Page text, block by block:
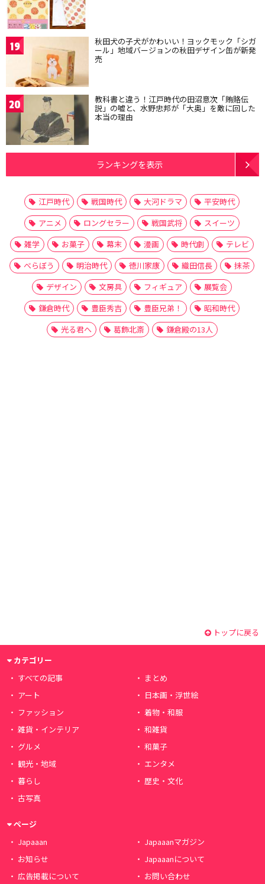
19 秋田犬の子犬がかわいい！ヨックモック「シガ
ール」地域バージョンの秋田デザイン缶が新発
売
20 教科書と違う！江戸時代の田沼意次「賄賂伝
説」の嘘と、水野忠邦が「大奥」を敵に回した
本当の理由
ランキングを表示
江戸時代 戦国時代 大河ドラマ
平安時代
アニメ
ロングセラー 戦国武将
スイーツ
雑学
お菓子 幕末 漫画 時代劇
テレビ
べらぼう
明治時代 徳川家康 織田信長
抹茶
デザイン
文房具 フィギュア
展覧会
鎌倉時代
豊臣秀吉 豊臣兄弟！
昭和時代
光る君へ
葛飾北斎 鎌倉殿の13人
トップに戻る
カテゴリー
すべての記事
まとめ
アート
日本画・浮世絵
ファッション
着物・和服
雑貨・インテリア
和雑貨
グルメ
和菓子
観光・地域
エンタメ
暮らし
歴史・文化
古写真
ページ
Japaaan
Japaaanマガジン
お知らせ
Japaaanについて
広告掲載について
お問い合わせ